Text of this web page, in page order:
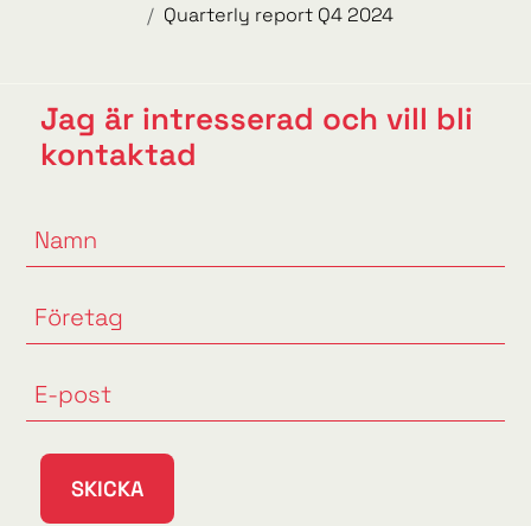
Quarterly report Q4 2024
Jag är intresserad och vill bli
kontaktad
SKICKA